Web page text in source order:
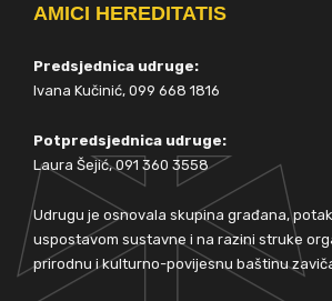
AMICI HEREDITATIS
Predsjednica udruge:
Ivana Kučinić, 099 668 1816
Potpredsjednica udruge:
Laura Šejić, 091 360 3558
Udrugu je osnovala skupina građana,
uspostavom sustavne i na razini struke
prirodnu i kulturno-povijesnu baštinu